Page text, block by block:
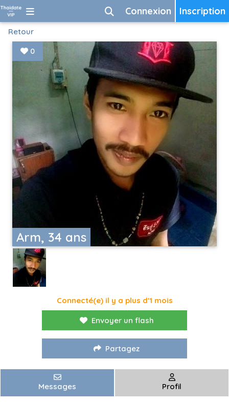
Inscription
Connexion
Retour
Arm, 34 ans
0
Connecté(e) il y a plus d'1 mois
Envoyer un flash
Partagez
Messages Profil